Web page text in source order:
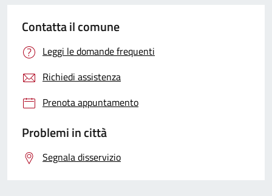
Contatta il comune
Leggi le domande frequenti
Richiedi assistenza
Prenota appuntamento
Problemi in città
Segnala disservizio